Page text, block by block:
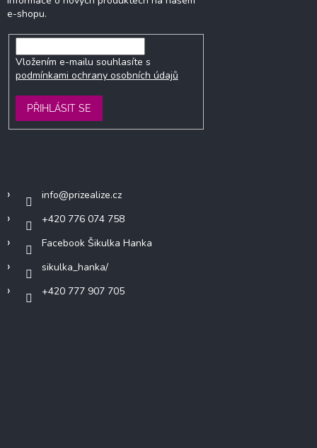
e-shopu.
Vložením e-mailu souhlasíte s
podmínkami ochrany osobních údajů
PŘIHLÁSIT SE
info@prizealize.cz
+420 776 074 758
Facebook Šikulka Hanka
sikulka_hanka/
+420 777 907 705